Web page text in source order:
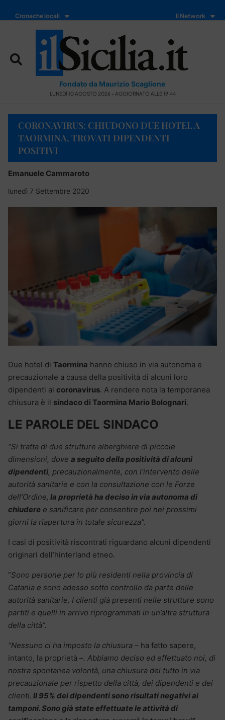
Cronache locali Il Network
Fondato da Maurizio Scaglione
LUNEDÌ 10 AGOSTO 2026 - AGGIORNATO ALLE 19:44
CORONAVIRUS: CHIUDONO DUE HOTEL A
TAORMINA, TROVATI DIPENDENTI
POSITIVI
Emanuele Cammaroto
lunedì 7 Settembre 2020
Due hotel di Taormina hanno chiuso in via autonoma e
precauzionale a causa della positività di alcuni loro
dipendenti al coronavirus. A rendere nota la temporanea
chiusura è il sindaco di Taormina Mario Bolognari.
LE PAROLE DEL SINDACO
“Si tratta di due strutture alberghiere di piccole
dimensioni, dove a seguito della positività di alcuni
dipendenti, precauzionalmente, con l’intervento delle
autorità sanitarie e con la consultazione con le Forze
dell’Ordine, la proprietà ha deciso in via autonoma di
chiudere e sanificare per consentire poi nei prossimi
giorni la riapertura in totale sicurezza”.
I casi di positività riscontrati riguardano alcuni dipendenti
originari dell’hinterland etneo.
“Sono persone per lo più residenti nella provincia di
Catania e sono adesso sotto controllo da parte delle
autorità sanitarie. I clienti già presenti nelle strutture sono
partiti e quelli in arrivo riprogrammati in un’altra struttura
della città”.
“Nessuno ci ha imposto la chiusura – ha fatto sapere,
intanto, la proprietà –. Abbiamo deciso ed effettuato noi, di
nostra spontanea volontà, una chiusura del tutto in via
precauzionale per rispetto della città, dei dipendenti e dei
clienti. Il 95% dei dipendenti sono risultati negativi ai
tamponi. Sono già state effettuate le attività di